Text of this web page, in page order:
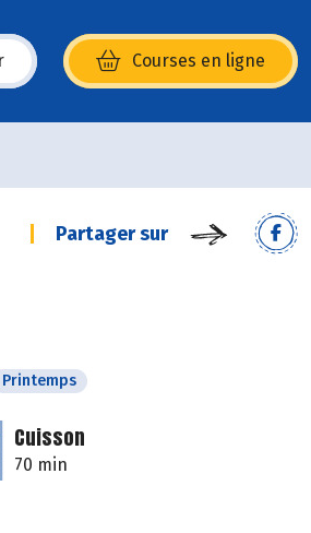
Courses en ligne
fenêtre)
Partager sur
Printemps
Cuisson
70 min